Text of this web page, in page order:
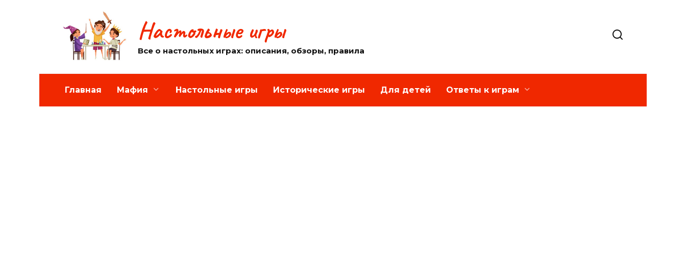
Настольные игры
Все о настольных играх: описания, обзоры, правила
Главная Мафия Настольные игры Исторические игры Для детей Ответы к играм